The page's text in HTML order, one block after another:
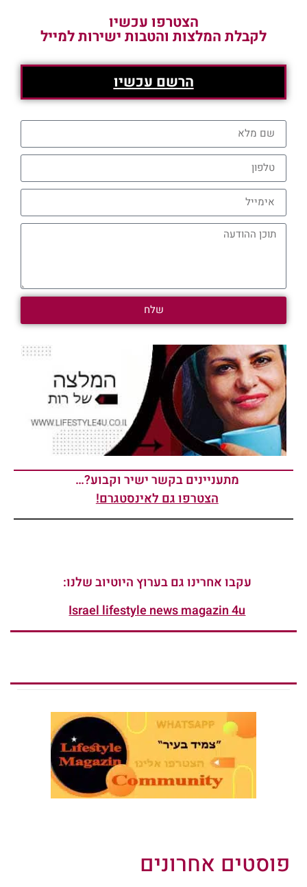
הצטרפו עכשיו
לקבלת המלצות והטבות ישירות למייל
הרשם עכשיו
שלח
מתעניינים בקשר ישיר וקבוע?…
הצטרפו גם לאינסטגרם!
עקבו אחרינו גם בערוץ היוטיוב שלנו:
Israel lifestyle news magazin 4u
פוסטים אחרונים